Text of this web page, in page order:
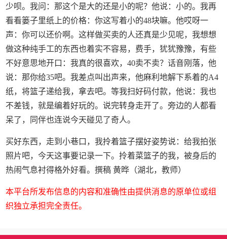
少呗。我问：那这个是大的还是小的呢？他说：小的。我再
看看篓子里纸上的价格：你这写着小的48块嘛。他哎呀一
声：你可以还价啊。这样做买卖的人还真是少见呢，我想想
做这种纯手工的东西也着实不容易，费手，犹犹豫豫，有些
不好意思地开口：我真的很喜欢，40卖不卖？话音刚落，他
说：那你给35吧。我差点叫出声来，他麻利地解下系着的A4
纸，将篮子递给我，拿去吧。等我扫好码付款，他说：我也
不差钱，就是编着好玩的。说完转身走开了。旁边的人都看
呆了，同伴也连说今天碰见了奇人。
买好东西，走到小巷口，我拎着篮子摆好姿势说：给我拍张
照片吧，今天这事要记录一下。拎着菜篮子的我，被身后的
热闹气息衬得格外好看。撰稿 黄晔（湖北，教师）
本平台所发布信息的内容和准确性由提供消息的原单位或组
织独立承担完全责任。